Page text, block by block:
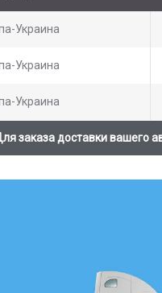
Украина
Украина
Украина
заказа доставки вашего